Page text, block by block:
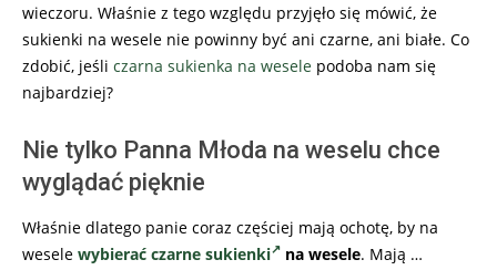
wieczoru. Właśnie z tego względu przyjęło się mówić, że
sukienki na wesele nie powinny być ani czarne, ani białe. Co
zdobić, jeśli czarna sukienka na wesele podoba nam się
najbardziej?
Nie tylko Panna Młoda na weselu chce
wyglądać pięknie
Właśnie dlatego panie coraz częściej mają ochotę, by na
wesele wybierać czarne sukienki na wesele. Mają …